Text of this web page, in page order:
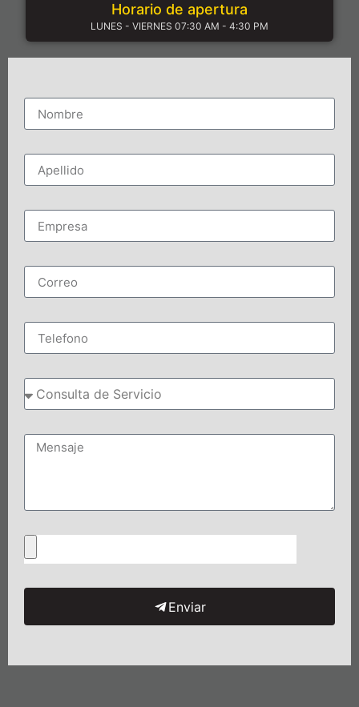
Horario de apertura
LUNES - VIERNES 07:30 AM - 4:30 PM
Enviar